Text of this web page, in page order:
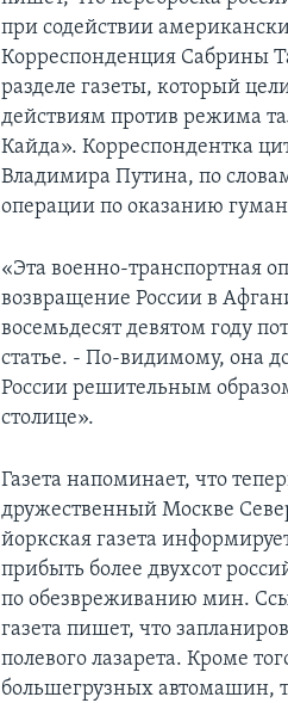
при содействии
Корреспонденция Сабрины
разделе газеты, который
действиям против режима
Кайда». Корреспондентка
Владимира Путина, по
операции по оказанию
«Эта военно-транспортная
возвращение России в
восемьдесят девятом году
статье. - По-видимому, она
России решительным
столице».
Газета напоминает, что
дружественный Москве
йоркская газета
прибыть более двухсот
по обезвреживанию мин.
газета пишет, что
полевого лазарета. Кроме
большегрузных автомашин,